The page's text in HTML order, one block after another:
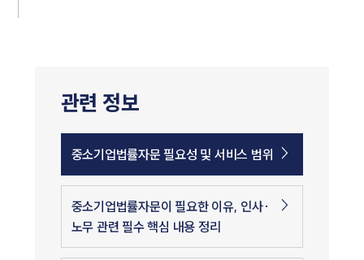
관련 정보
중소기업법률자문 필요성 및 서비스 범위
중소기업법률자문이 필요한 이유, 인사·
노무 관련 필수 핵심 내용 정리